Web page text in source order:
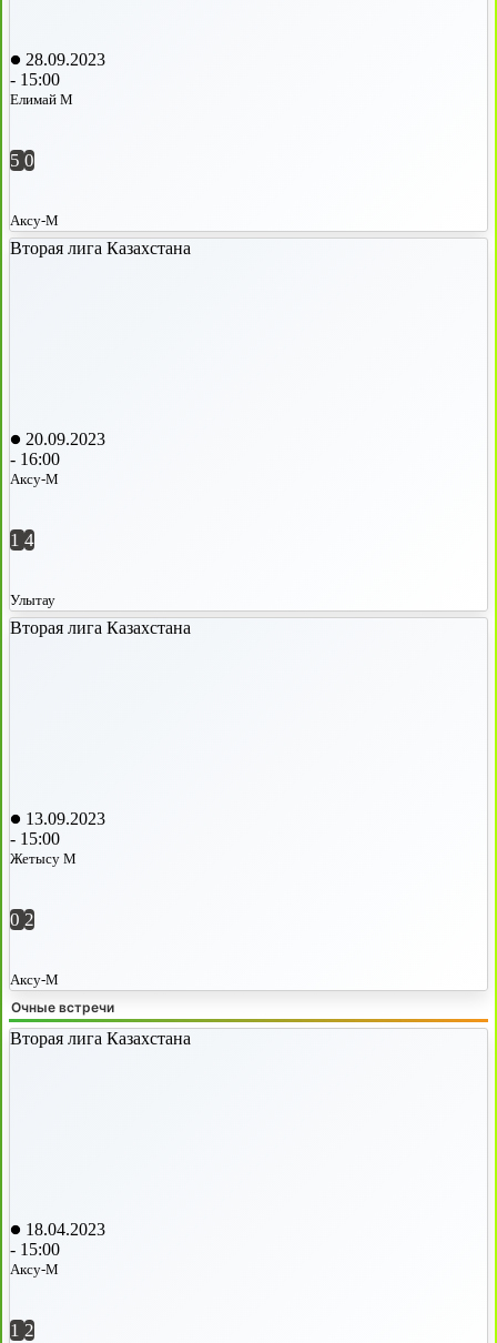
28.09.2023
- 15:00
Елимай М
5 0
Аксу-М
Вторая лига Казахстана
20.09.2023
- 16:00
Аксу-М
1 4
Улытау
Вторая лига Казахстана
13.09.2023
- 15:00
Жетысу М
0 2
Аксу-М
Очные встречи
Вторая лига Казахстана
18.04.2023
- 15:00
Аксу-М
1 2